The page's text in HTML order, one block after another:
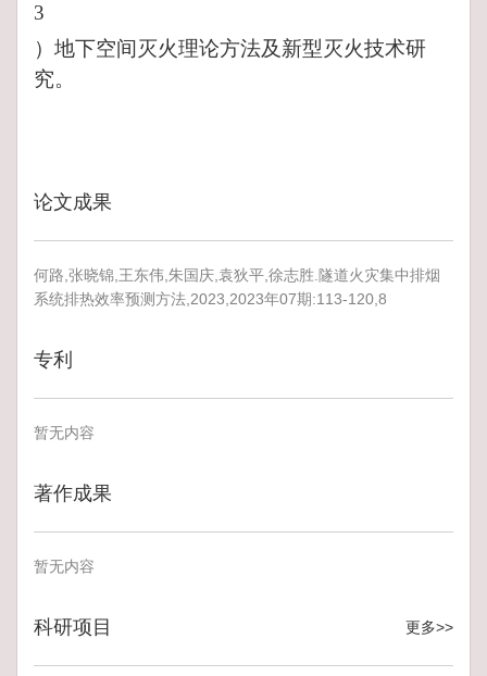
3
）地下空间灭火理论方法及新型灭火技术研
究。
论文成果
何路,张晓锦,王东伟,朱国庆,袁狄平,徐志胜.隧道火灾集中排烟
系统排热效率预测方法,2023,2023年07期:113-120,8
专利
暂无内容
著作成果
暂无内容
科研项目 更多>>